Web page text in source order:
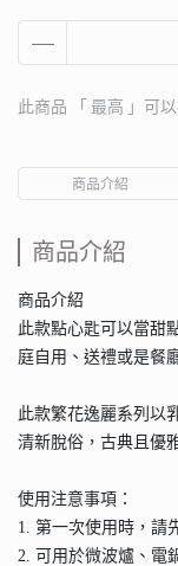
2送Joseph Joseph
此商品 「 最高 」可
商品介紹
商品介紹
商品介紹
此款點心匙可以當甜
庭自用、送禮或是餐
此款繁花逸麗系列以
清新脫俗，古典且優
使用注意事項：
1. 第一次使用時，請
2. 可用於微波爐、電